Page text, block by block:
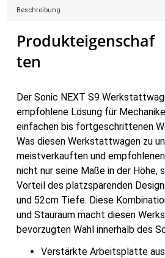
Beschreibung
Produkteigenschaf
Ten
Der Sonic NEXT S9
empfohlene Lösung für
einfachen bis fortgeschrittenen
Was diesen Werkstattwagen zu
meistverkauften und
nicht nur seine Maße in der Höhe,
Vorteil des platzsparenden
und 52cm Tiefe. Diese
und Stauraum macht diesen
bevorzugten Wahl innerhalb des
Verstärkte Arbeitsplatte